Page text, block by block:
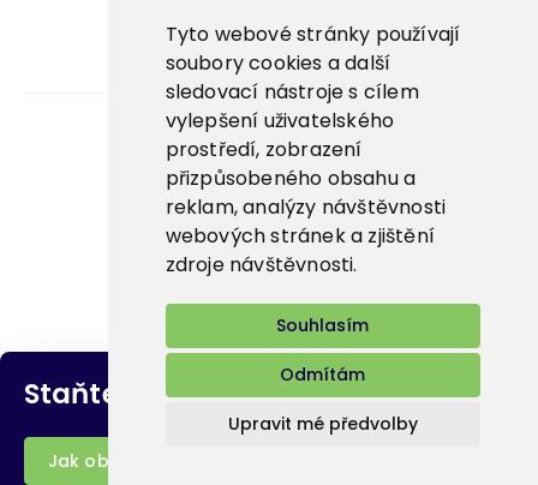
Tyto webové stránky používají
soubory cookies a další
sledovací nástroje s cílem
vylepšení uživatelského
prostředí, zobrazení
přizpůsobeného obsahu a
reklam, analýzy návštěvnosti
webových stránek a zjištění
zdroje návštěvnosti.
Souhlasím
Odmítám
Upravit mé předvolby
Nowaco market ↗
Banquet sous-vide ↗
Kariéra
Aplikace
E-shop
Staňte se našímzákazníkem
Jak objednat?